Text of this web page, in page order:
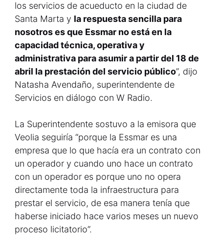
los servicios de acueducto en la ciudad de
Santa Marta y la respuesta sencilla para
nosotros es que Essmar no está en la
capacidad técnica, operativa y
administrativa para asumir a partir del 18 de
abril la prestación del servicio público”, dijo
Natasha Avendaño, superintendente de
Servicios en diálogo con W Radio.
La Superintendente sostuvo a la emisora que
Veolia seguiría “porque la Essmar es una
empresa que lo que hacía era un contrato con
un operador y cuando uno hace un contrato
con un operador es porque uno no opera
directamente toda la infraestructura para
prestar el servicio, de esa manera tenía que
haberse iniciado hace varios meses un nuevo
proceso licitatorio”.